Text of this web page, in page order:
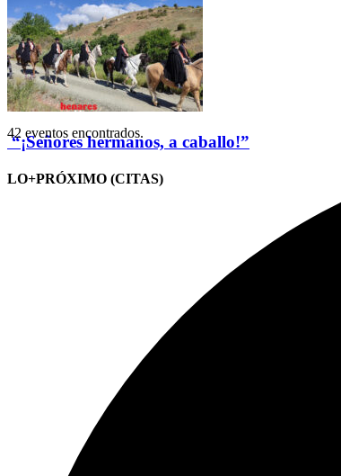
“¡Señores hermanos, a caballo!”
LO+PRÓXIMO (CITAS)
42 eventos encontrados.